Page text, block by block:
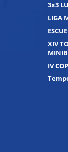
3x3
LIGA
XIV
IV